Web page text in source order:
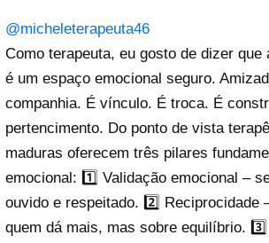
@micheleterapeuta46
Como terapeuta, eu gosto de dizer que
é um espaço emocional seguro.
companhia. É vínculo. É troca. É
pertencimento. Do ponto de vista
maduras oferecem três pilares
emocional: 1️⃣ Validação emocional –
ouvido e respeitado. 2️⃣ Reciprocidade
quem dá mais, mas sobre equilíbrio.